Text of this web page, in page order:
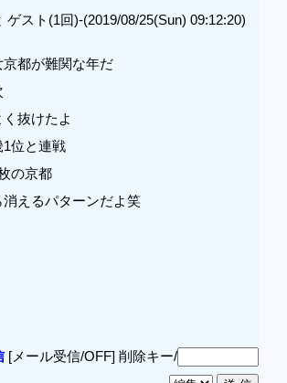
ゲスト(1回)-(2019/08/25(Sun) 09:12:20)
京都が難関な年だ
抜けたよ
位と連戦
の京都
消えるパターンだよ笑
[メール受信/OFF] 削除キー/